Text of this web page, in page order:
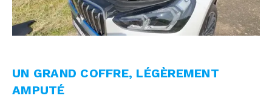
UN GRAND COFFRE, LÉGÈREMENT
AMPUTÉ